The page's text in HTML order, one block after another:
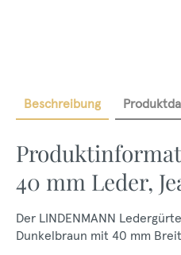
Beschreibung
40 mm Leder,
Der LINDENMANN
Dunkelbraun mit 40 mm